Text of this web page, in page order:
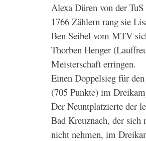
Alexa Düren von der
1766 Zählern rang sie
Ben Seibel vom MTV
Thorben Henger
Meisterschaft erringen.
Einen Doppelsieg für
(705 Punkte) im
Der Neuntplatzierte der
Bad Kreuznach, der sich
nicht nehmen, im